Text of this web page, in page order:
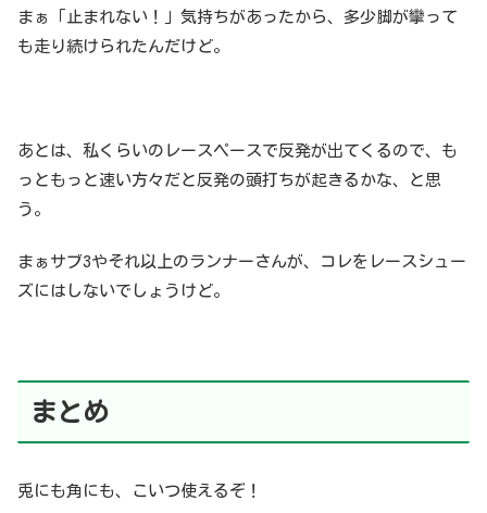
まぁ「止まれない！」気持ちがあったから、多少脚が攣って
も走り続けられたんだけど。
あとは、私くらいのレースペースで反発が出てくるので、も
っともっと速い方々だと反発の頭打ちが起きるかな、と思
う。
まぁサブ3やそれ以上のランナーさんが、コレをレースシュー
ズにはしないでしょうけど。
まとめ
兎にも角にも、こいつ使えるぞ！